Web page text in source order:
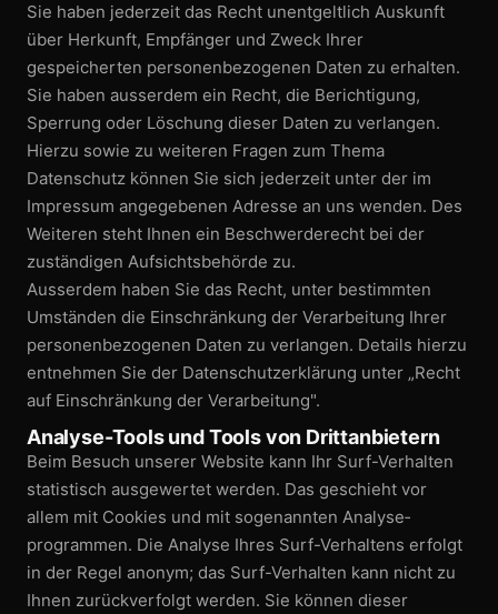
Stempel
GESTALTUNG
Grafikdesign
Alle Leistungen im Überblick→
Sie haben jederzeit das Recht unentgeltlich Auskunft
über Herkunft, Empfänger und Zweck Ihrer
gespeicherten personen­bezogenen Daten zu erhalten.
Sie haben ausserdem ein Recht, die Berichtigung,
Sperrung oder Löschung dieser Daten zu verlangen.
Hierzu sowie zu weiteren Fragen zum Thema
Datenschutz können Sie sich jederzeit unter der im
Impressum angegebenen Adresse an uns wenden. Des
Weiteren steht Ihnen ein Beschwerde­recht bei der
zuständigen Aufsichts­behörde zu.
Ausserdem haben Sie das Recht, unter bestimmten
Umständen die Einschränkung der Verarbeitung Ihrer
personen­bezogenen Daten zu verlangen. Details hierzu
entnehmen Sie der Datenschutz­erklärung unter „Recht
auf Einschränkung der Verarbeitung".
Analyse-Tools und Tools von Drittanbietern
Beim Besuch unserer Website kann Ihr Surf-Verhalten
statistisch ausgewertet werden. Das geschieht vor
allem mit Cookies und mit sogenannten Analyse­
programmen. Die Analyse Ihres Surf-Verhaltens erfolgt
in der Regel anonym; das Surf-Verhalten kann nicht zu
Ihnen zurückverfolgt werden. Sie können dieser